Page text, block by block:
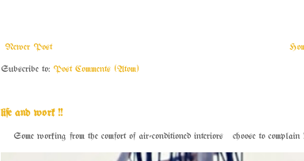
Newer Post
Subscribe to: Post Comments (Atom)
life and work !!
Some working from the comfort of air-conditioned interiors choose to